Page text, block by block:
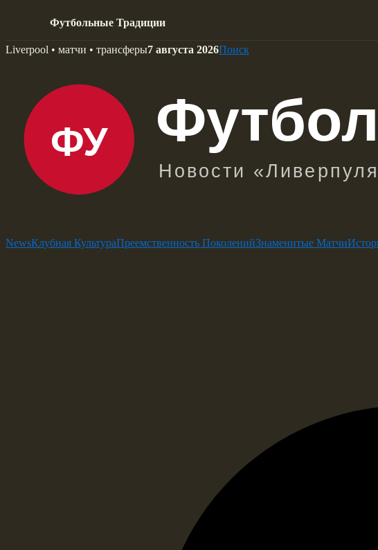
Футбольные Традиции
Skip
Liverpool • матчи • трансферы7 августа 2026Поиск
NewsКлубная КультураПреемственность ПоколенийЗнаменитые Матчи